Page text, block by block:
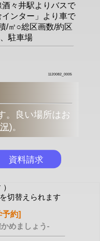
々井駅よりバスで
ンター」より車で
/㎡○総区画数/約区
駐車場
1120082_0005
。良い場所はお
)。
切替えられます
予約]
めましょう-